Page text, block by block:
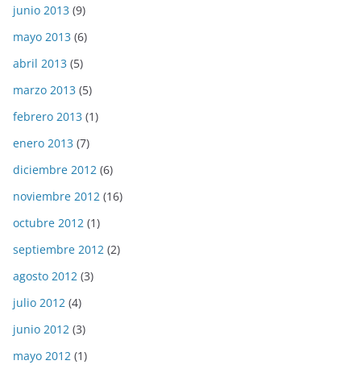
junio 2013 (9)
mayo 2013 (6)
abril 2013 (5)
marzo 2013 (5)
febrero 2013 (1)
enero 2013 (7)
diciembre 2012 (6)
noviembre 2012 (16)
octubre 2012 (1)
septiembre 2012 (2)
agosto 2012 (3)
julio 2012 (4)
junio 2012 (3)
mayo 2012 (1)